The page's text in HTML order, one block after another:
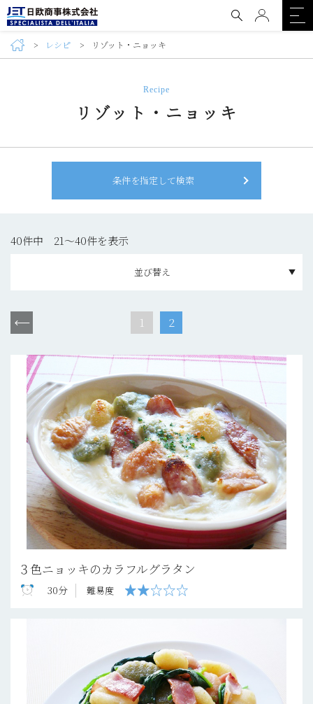
レシピ リゾット・ニョッキ
Recipe
リゾット・ニョッキ
条件を指定して検索
40件中 21〜40件を表示
並び替え
1 2
３色ニョッキのカラフルグラタン
30分 難易度